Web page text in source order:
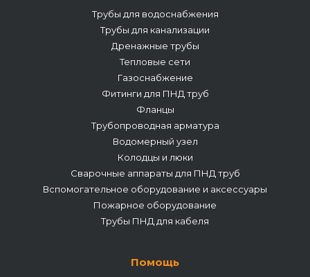
Трубы для водоснабжения
Трубы для канализации
Дренажные трубы
Тепловые сети
Газоснабжение
Фитинги для ПНД труб
Фланцы
Трубопроводная арматура
Водомерный узел
Колодцы и люки
Сварочные аппараты для ПНД труб
Вспомогательное оборудование и аксессуары
Пожарное оборудование
Трубы ПНД для кабеля
Помощь